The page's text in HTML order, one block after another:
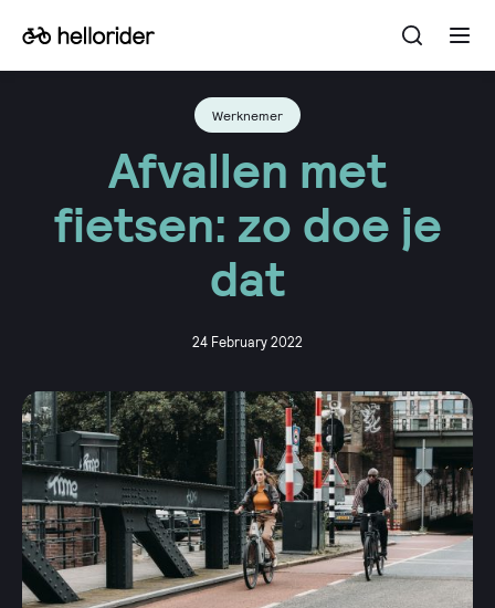
Go
to
Open
Werknemer
Afvallen met
fietsen: zo doe je
dat
24 February 2022